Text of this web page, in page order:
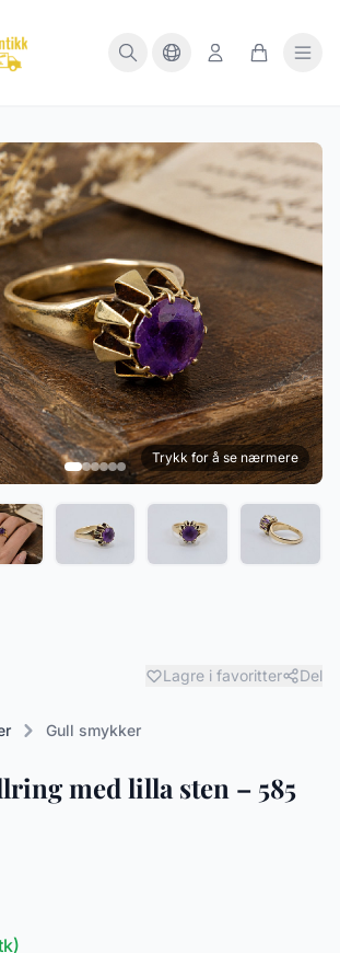
Trykk for å se nærmere
Lagre i favoritter Del
Gull smykker
med lilla sten – 585